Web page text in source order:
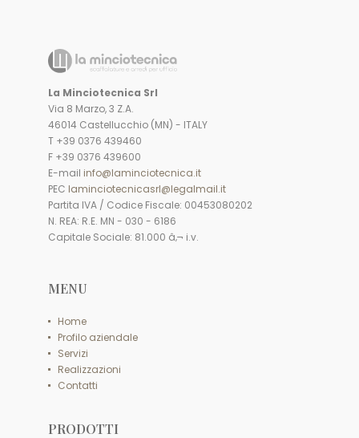
La Minciotecnica Srl
Via 8 Marzo, 3 Z.A.
46014 Castellucchio (MN) - ITALY
T +39 0376 439460
F +39 0376 439600
E-mail info@laminciotecnica.it
PEC laminciotecnicasrl@legalmail.it
Partita IVA / Codice Fiscale: 00453080202
N. REA: R.E. MN - 030 - 6186
Capitale Sociale: 81.000 â‚¬ i.v.
MENU
Home
Profilo aziendale
Servizi
Realizzazioni
Contatti
PRODOTTI